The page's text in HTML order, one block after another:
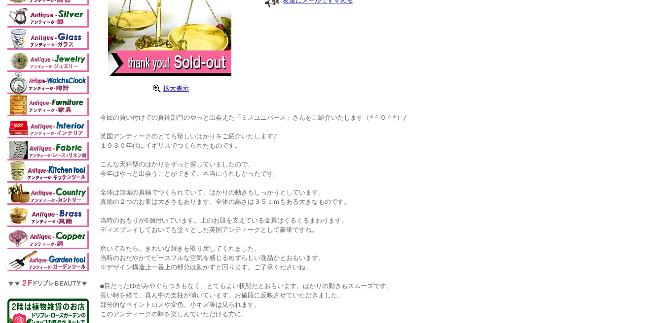
拡大表示
今回の買い付けでの真鍮部門のやっと出会えた「ミスユニバース」さんをご紹介いたします（*＾０＾*）/
英国アンティークのとても珍しいはかりをご紹介いたします♪
１９３０年代にイギリスでつくられたものです。
こんな天秤型のはかりをずっと探していましたので、
今年はやっと出会うことができて、本当にうれしかったです。
全体は無垢の真鍮でつくられていて、はかりの動きもしっかりとしています。
真鍮の２つのお皿は大きさもあります。全体の高さは３５ｃｍもある大きなものです。
当時のおもりが6個付いています。上のお皿を支えている金具はくるくるまわります。
ディスプレイしておいても堂々とした英国アンティークとして豪華ですね。
磨いてみたら、きれいな輝きを取り戻してくれました。
当時のおだやかでピースフルな空気を感じるめずらしい逸品かとおもいます。
※デザイン構造上一番上の部分は動かすと回ります。ご了承くださいね。
●目だったゆがみやぐらつきもなく、とてもよい状態だとおもいます。はかりの動きもスムーズです。
長い時を経て、真ん中の支柱が傾いています。お値段に反映させていただきました。
部分的なペイントロスや変色、小キズ等は見られます。
このアンティークの味を楽しんでいただける方に。